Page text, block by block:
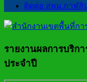
ติดต่อ สพม.กาฬสิ
รายงานผลการบริก
ประจำปี